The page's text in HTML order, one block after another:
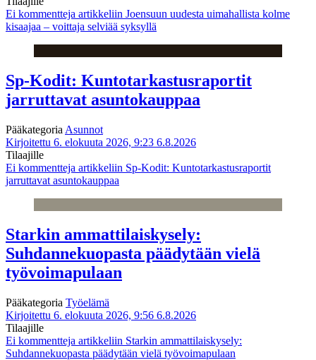
Ei kommentteja artikkeliin Joensuun uudesta uimahallista kolme
kisaajaa – voittaja selviää syksyllä
Sp-Kodit: Kuntotarkastusraportit
jarruttavat asuntokauppaa
Pääkategoria Asunnot
Kirjoitettu 6. elokuuta 2026, 9:23 6.8.2026
Tilaajille
Ei kommentteja artikkeliin Sp-Kodit: Kuntotarkastusraportit
jarruttavat asuntokauppaa
Starkin ammattilaiskysely:
Suhdannekuopasta päädytään vielä
työvoimapulaan
Pääkategoria Työelämä
Kirjoitettu 6. elokuuta 2026, 9:56 6.8.2026
Tilaajille
Ei kommentteja artikkeliin Starkin ammattilaiskysely:
Suhdannekuopasta päädytään vielä työvoimapulaan